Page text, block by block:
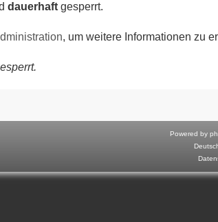
dauerhaftgesperrt.
, um weitere Informationen zu
Powered by